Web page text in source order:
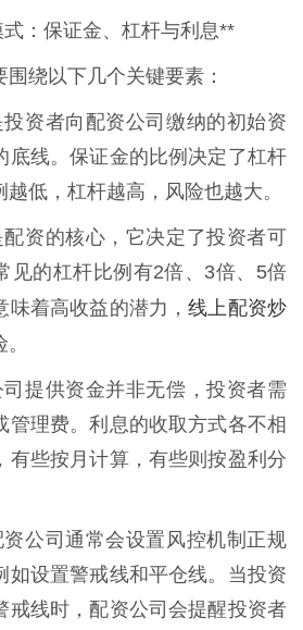
：保证金、杠杆与利息**
绕以下几个关键要素：
资者向配资公司缴纳的初始资
底线。保证金的比例决定了杠杆
低，杠杆越高，风险也越大。
资的核心，它决定了投资者可
见的杠杆比例有2倍、3倍、5倍
味着高收益的潜力，线上配资炒
提供资金并非无偿，投资者需
管理费。利息的收取方式各不相
有些按月计算，有些则按盈利分
公司通常会设置风控机制正规
如设置警戒线和平仓线。当投资
戒线时，配资公司会提醒投资者